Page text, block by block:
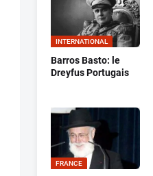
INTERNATIONAL
Barros Basto: le
Dreyfus Portugais
FRANCE